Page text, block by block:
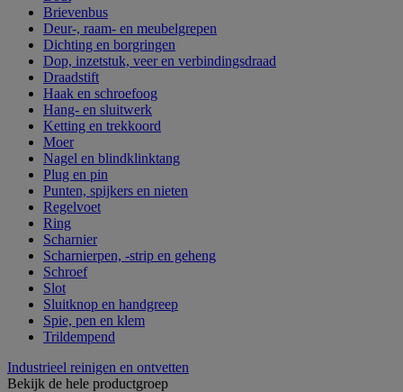
Brievenbus
Deur-, raam- en meubelgrepen
Dichting en borgringen
Dop, inzetstuk, veer en verbindingsdraad
Draadstift
Haak en schroefoog
Hang- en sluitwerk
Ketting en trekkoord
Moer
Nagel en blindklinktang
Plug en pin
Punten, spijkers en nieten
Regelvoet
Ring
Scharnier
Scharnierpen, -strip en geheng
Schroef
Slot
Sluitknop en handgreep
Spie, pen en klem
Trildempend
Industrieel reinigen en ontvetten
Bekijk de hele productgroep